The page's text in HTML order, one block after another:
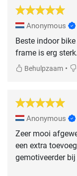
Anonymous
Beste indoor
frame is erg
Behulpzaam •
Anonymous
Zeer mooi
een extra
gemotiveerder